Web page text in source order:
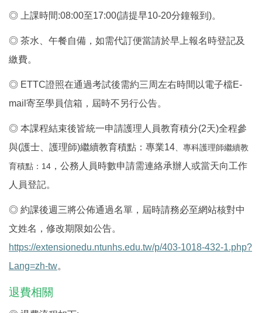
◎ 上課時間:08:00至17:00(請提早10-20分鐘報到 )。
◎ 茶水、午餐自備，如需代訂便當請於早上報名時登記及
繳費。
◎ ETTC證照在通過考試後需約三周左右時間以電子檔E-
mail 寄至學員信箱，屆時不另行公告。
◎ 本課程結束後皆統一申請護理人員教育積分(2天)全程參
與(護士、護理師)繼續教育積點：專業14 、專科護理師繼續教
育積點：14 ， 公務人員時數申請需連絡承辦人或當天向工作
人員登記。
◎ 約課後週三將公佈通過名單，屆時請務必至網站核對中
文姓名，修改期限如公告。
https://extensionedu.ntunhs.edu.tw/p/403-1018-432-1.php?
Lang=zh-tw。
退費相關